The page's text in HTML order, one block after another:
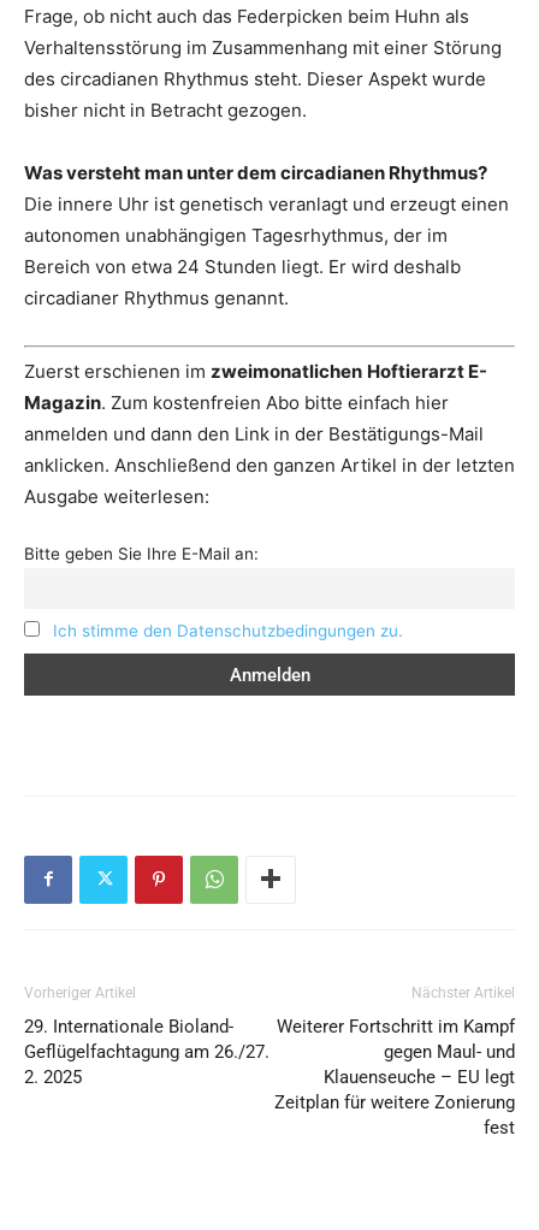
Frage, ob nicht auch das Federpicken beim Huhn als
Verhaltensstörung im Zusammenhang mit einer Störung
des circadianen Rhythmus steht. Dieser Aspekt wurde
bisher nicht in Betracht gezogen.
Was versteht man unter dem circadianen Rhythmus?
Die innere Uhr ist genetisch veranlagt und erzeugt einen
autonomen unabhängigen Tagesrhythmus, der im
Bereich von etwa 24 Stunden liegt. Er wird deshalb
circadianer Rhythmus genannt.
Zuerst erschienen im zweimonatlichen Hoftierarzt E-
Magazin. Zum kostenfreien Abo bitte einfach hier
anmelden und dann den Link in der Bestätigungs-Mail
anklicken. Anschließend den ganzen Artikel in der letzten
Ausgabe weiterlesen:
Bitte geben Sie Ihre E-Mail an:
Ich stimme den Datenschutzbedingungen zu.
Vorheriger Artikel
29. Internationale Bioland-
Geflügelfachtagung am 26./27.
2. 2025
Nächster Artikel
Weiterer Fortschritt im Kampf
gegen Maul- und
Klauenseuche – EU legt
Zeitplan für weitere Zonierung
fest